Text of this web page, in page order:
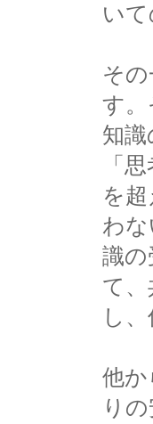
い
そ
す。
知
「思
を
わな
識の
て、
し
他か
り